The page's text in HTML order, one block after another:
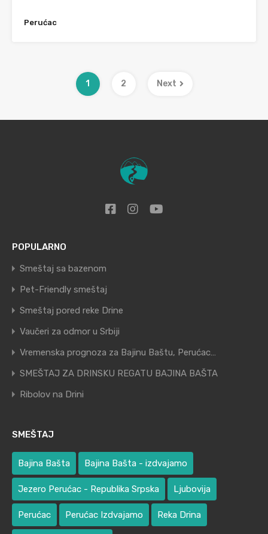
Perućac
1 2 Next
POPULARNO
Smeštaj sa bazenom
Pet-Friendly smeštaj
Smeštaj pored reke Drine
Vaučeri za odmor u Srbiji
Vremenska prognoza za Bajinu Baštu, Perućac…
SMEŠTAJ ZA DRINSKU REGATU BAJINA BAŠTA
Ribolov na Drini
SMEŠTAJ
Bajina Bašta Bajina Bašta - izdvajamo
Jezero Perućac - Republika Srpska Ljubovija
Perućac Perućac Izdvajamo Reka Drina